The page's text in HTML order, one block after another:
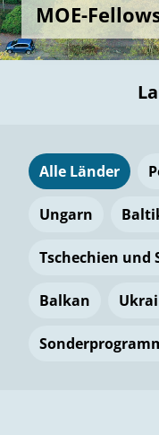
MOE-
Alle Länder
Ungarn
Tschechien und
Balkan